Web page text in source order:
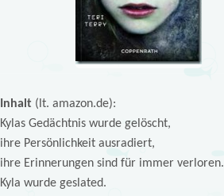
Inhalt (lt. amazon.de):
Kylas Gedächtnis wurde gelöscht,
ihre Persönlichkeit ausradiert,
ihre Erinnerungen sind für immer verloren.
Kyla wurde geslated.